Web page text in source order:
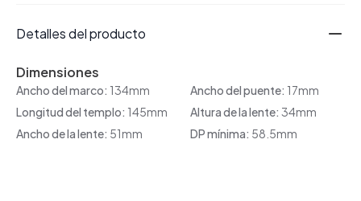
Detalles del producto
Dimensiones
Ancho del marco: 134mm Ancho del puente: 17mm
Longitud del templo: 145mm Altura de la lente: 34mm
Ancho de la lente: 51mm DP mínima: 58.5mm